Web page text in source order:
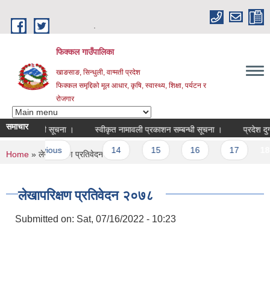
फिक्कल गाउँपालिका
खाङसाङ, सिन्धुली, वाग्मती प्रदेश
फिक्कल समृद्दिको मूल आधार, कृषि, स्वास्थ्य, शिक्षा, पर्यटन र
रोजगार
समाचार
सम्बन्धी सूचना ‌। स्वीकृत नामावली प्रकाशन सम्बन्धी सूचना । प्रदेश दुग्ध
previous … 14 18
You are here
Home » लेखापरिक्षण प्रतिवेदन २०७८
लेखापरिक्षण प्रतिवेदन २०७८
Submitted on: Sat, 07/16/2022 - 10:23